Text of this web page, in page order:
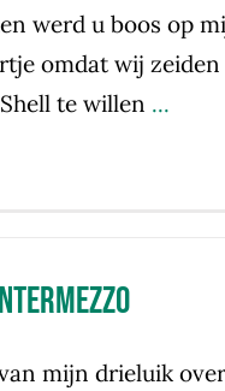
werd u boos op
omdat wij
te willen ...
mijn drieluik over